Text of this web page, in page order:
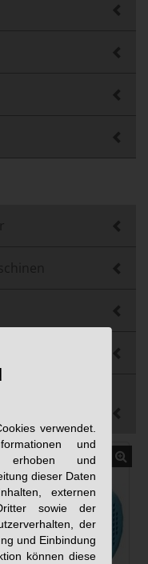
verwendet.
und
erhoben und
dieser Daten
externen
sowie der
der
und Einbindung
können diese